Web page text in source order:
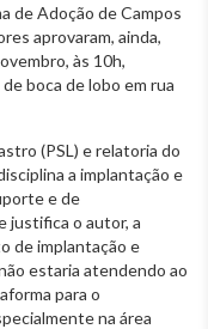
de Adoção de Campos
aprovaram, ainda,
às 10h,
boca de lobo em rua
(PSL) e relatoria do
a implantação e
e de
justifica o autor, a
de implantação e
estaria atendendo ao
para o
na área